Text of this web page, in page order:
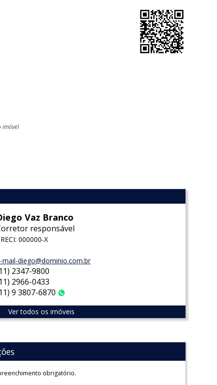
imóvel
Vaz Branco
responsável
000000-X
mail-diego@dominio.com.br
2347-9800
2966-0433
9 3807-6870
Ver todos os imóveis
obrigatório.